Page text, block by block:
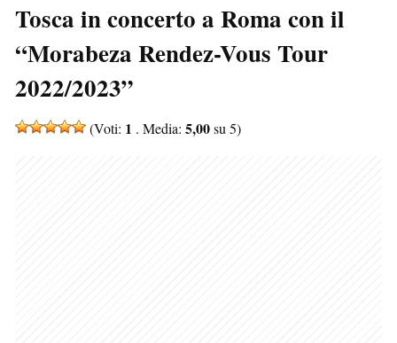
Tosca in concerto a Roma con il
“Morabeza Rendez-Vous Tour
2022/2023”
(Voti: 1 . Media: 5,00su 5)